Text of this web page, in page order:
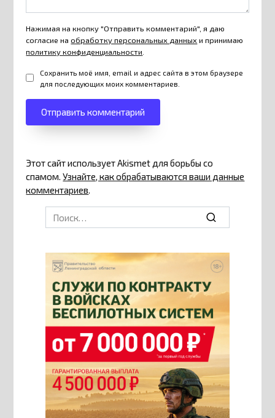
Нажимая на кнопку "Отправить комментарий", я даю
согласие наобработку персональных данных и принимаю
политику конфиденциальности
Сохранить моё имя, email и адрес сайта в этом браузере
для последующих моих комментариев.
Этот сайт использует Akismet для борьбы со
спамом.Узнайте, как обрабатываются ваши данные
комментариев.
Search
for: